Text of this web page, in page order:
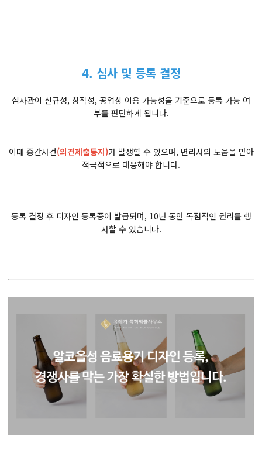
4. 심사 및 등록 결정
심사관이 신규성, 창작성, 공업상 이용 가능성을 기준으로 등록 가능 여
부를 판단하게 됩니다.
이때 중간사건(의견제출통지)가 발생할 수 있으며, 변리사의 도움을 받아
적극적으로 대응해야 합니다.
등록 결정 후 디자인 등록증이 발급되며, 10년 동안 독점적인 권리를 행
사할 수 있습니다.